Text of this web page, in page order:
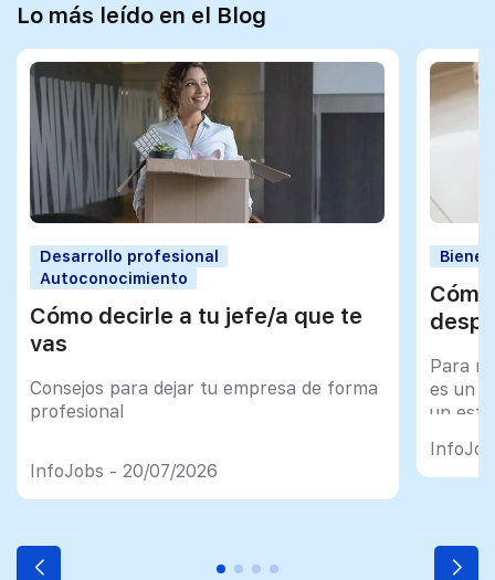
Lo más leído en el Blog
Desarrollo profesional
Autoconocimiento
Cómo decirle a tu jefe/a que te
vas
Consejos para dejar tu empresa de forma
profesional
InfoJobs - 20/07/2026
Para
es un
un